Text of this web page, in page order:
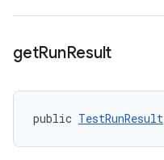
getRunResult
public TestRunResult